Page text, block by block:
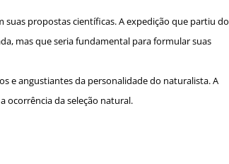
suas propostas científicas. A expedição que partiu do
mas que seria fundamental para formular suas
e angustiantes da personalidade do naturalista. A
ocorrência da seleção natural.